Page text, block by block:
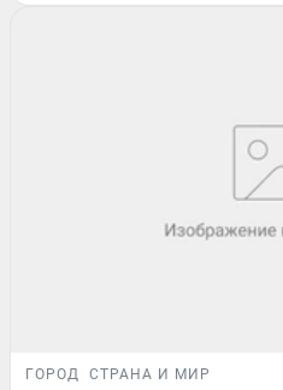
ГОРОД СТРАНА И МИР